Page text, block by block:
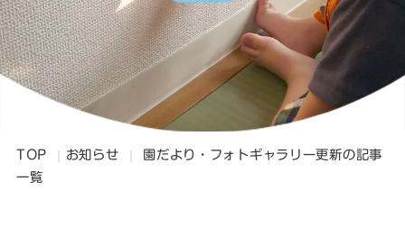
TOP お知らせ
園だより・フォトギャラリー更新の記事
一覧